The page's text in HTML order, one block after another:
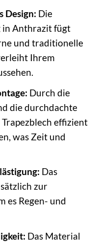
Design: Die
in Anthrazit fügt
und traditionelle
Ihrem
Durch die
die durchdachte
effizient
was Zeit und
Das
zur
es Regen- und
Das Material